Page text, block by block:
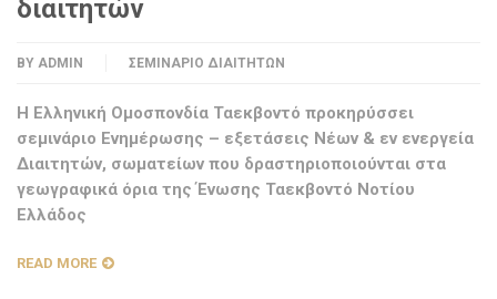
διαιτητών
BY ADMIN ΣΕΜΙΝΆΡΙΟ ΔΙΑΙΤΗΤΏΝ
Η Ελληνική Ομοσπονδία Ταεκβοντό προκηρύσσει
σεμινάριο Ενημέρωσης – εξετάσεις Νέων & εν ενεργεία
Διαιτητών, σωματείων που δραστηριοποιούνται στα
γεωγραφικά όρια της Ένωσης Ταεκβοντό Νοτίου
Ελλάδος
READ MORE